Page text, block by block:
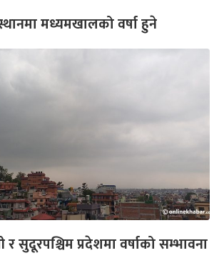
मध्यमखालको वर्षा हुने
र सुदूरपश्चिम प्रदेशमा वर्षाको सम्भावना